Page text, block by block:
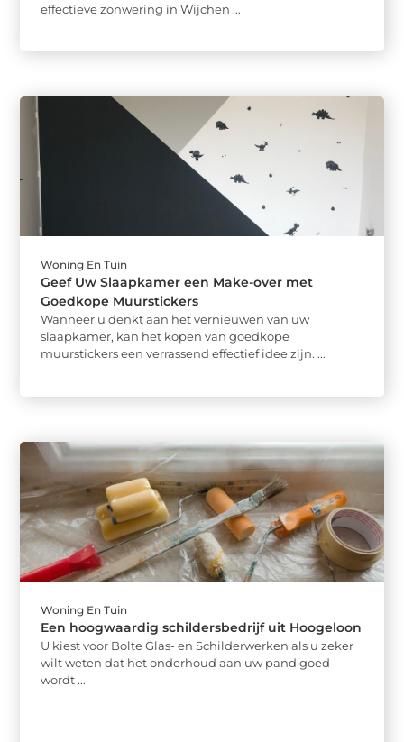
effectieve zonwering in Wijchen ...
Woning En Tuin
Geef Uw Slaapkamer een Make-over met
Goedkope Muurstickers
Wanneer u denkt aan het vernieuwen van uw
slaapkamer, kan het kopen van goedkope
muurstickers een verrassend effectief idee zijn. ...
Woning En Tuin
Een hoogwaardig schildersbedrijf uit Hoogeloon
U kiest voor Bolte Glas- en Schilderwerken als u zeker
wilt weten dat het onderhoud aan uw pand goed
wordt ...